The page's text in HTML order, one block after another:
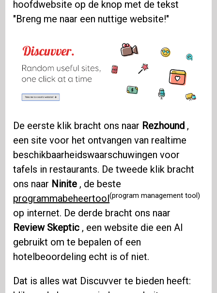
hoofdwebsite op de knop met de tekst
"Breng me naar een nuttige website!"
De eerste klik bracht ons naar Rezhound ,
een site voor het ontvangen van realtime
beschikbaarheidswaarschuwingen voor
tafels in restaurants. De tweede klik bracht
ons naar Ninite , de beste
programmabeheertool(program management tool)
op internet. De derde bracht ons naar
Review Skeptic , een website die een AI
gebruikt om te bepalen of een
hotelbeoordeling echt is of niet.
Dat is alles wat Discuvver te bieden heeft: